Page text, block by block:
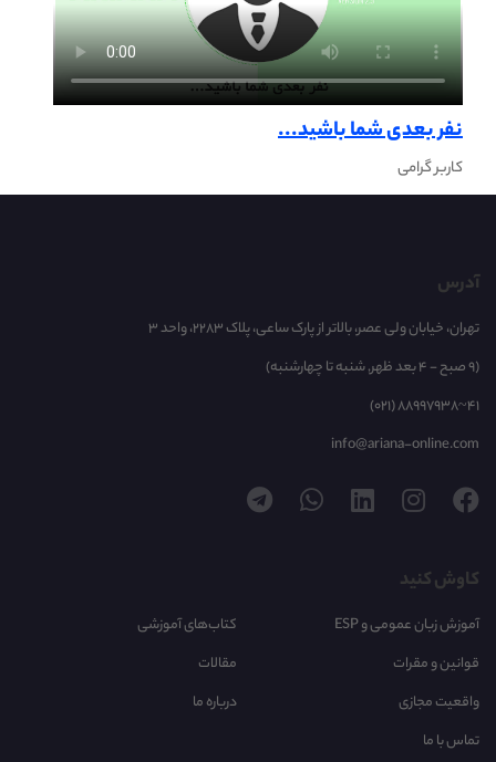
نفر بعدی شما باشید...
کاربر گرامی
آدرس
تهران، خیابان ولی عصر، بالاتر از پارک ساعی، پلاک 2283، واحد 3
(9 صبح - 4 بعد ظهر, شنبه تا چهارشنبه)
(021) 88997938~41
info@ariana-online.com
کاوش کنید
آموزش زبان عمومی و ESP
کتاب‌های آموزشی
قوانین و مقرات
مقالات
واقعیت مجازی
درباره ما
تماس با ما